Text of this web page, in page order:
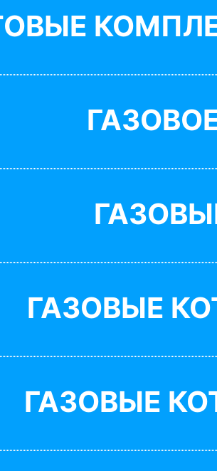
ГАЗОВЫЕ
ГАЗОВЫЕ